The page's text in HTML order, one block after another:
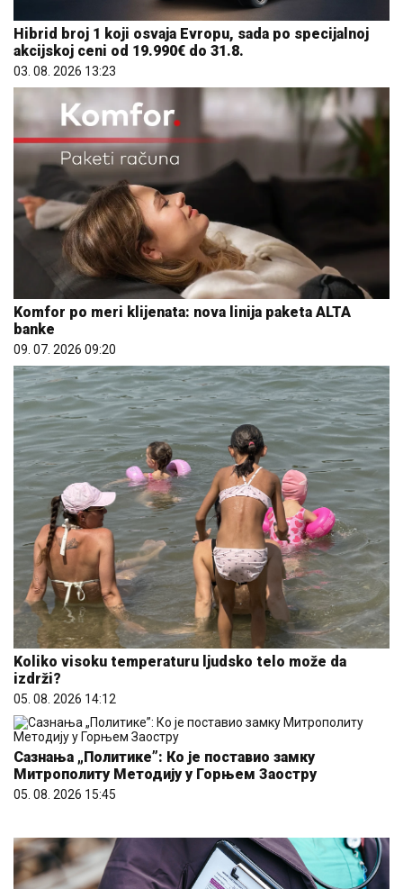
Hibrid broj 1 koji osvaja Evropu, sada po specijalnoj
akcijskoj ceni od 19.990€ do 31.8.
03. 08. 2026 13:23
Komfor po meri klijenata: nova linija paketa ALTA
banke
09. 07. 2026 09:20
Koliko visoku temperaturu ljudsko telo može da
izdrži?
05. 08. 2026 14:12
Сазнања „Политике”: Ко је поставио замку
Митрополиту Методију у Горњем Заостру
05. 08. 2026 15:45